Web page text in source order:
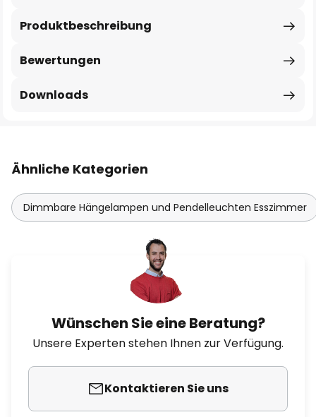
Produktbeschreibung
Bewertungen
Downloads
Ähnliche Kategorien
Dimmbare Hängelampen und Pendelleuchten Esszimmer
Wünschen Sie eine Beratung?
Unsere Experten stehen Ihnen zur Verfügung.
Kontaktieren Sie uns